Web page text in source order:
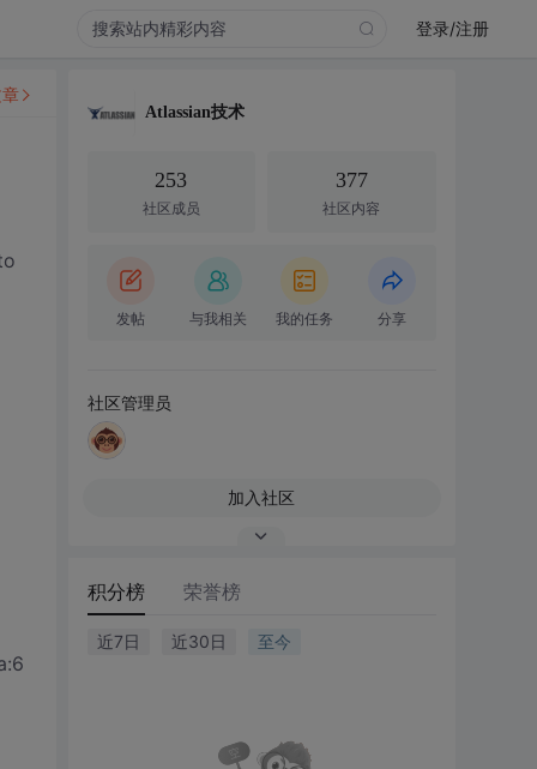
登录/注册
Atlassian技术
253
社区成员
377
社区内容
发帖 与我相关 我的任务 分享
社区管理员
加入社区
积分榜 荣誉榜
近7日 近30日 至今